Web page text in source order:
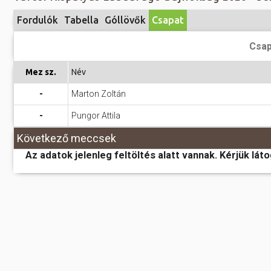
Gyerekeknek
Tanfolyam, képzés
Tábor
Egyházi, vallási
most
Összes
Egyéb
Fordulók Tabella Góllövők Csapat
Mez sz. Név
- Marton Zoltán
- Pungor Attila
Következő meccsek
Az adatok jelenleg feltöltés alatt vannak. Kérjük